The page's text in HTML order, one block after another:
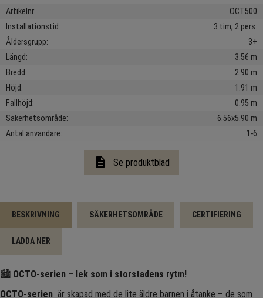
Artikelnr
OCT500
Installationstid
3 tim, 2 pers.
Åldersgrupp
3+
Längd
3.56 m
Bredd
2.90 m
Höjd
1.91 m
Fallhöjd
0.95 m
Säkerhetsområde
6.56x5.90 m
Antal användare
1-6
description Se produktblad
BESKRIVNING SÄKERHETSOMRÅDE CERTIFIERING
LADDA NER
🏙️ OCTO-serien – lek som i storstadens rytm!
OCTO-serien är skapad med de lite äldre barnen i åtanke – de som